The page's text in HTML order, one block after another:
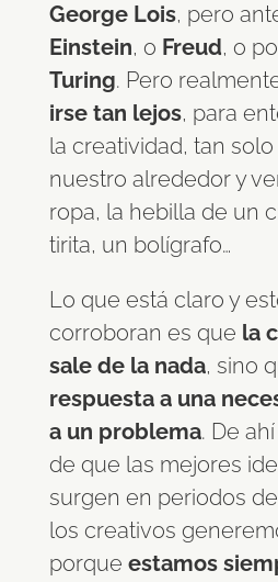
George Lois, pero
Einstein, o Freud, o
Turing. Pero
irse tan lejos, para
la creatividad, tan
nuestro alrededor y
ropa, la hebilla de un
tirita, un bolígrafo…
Lo que está claro y
corroboran es que la
sale de la nada, sino
respuesta a una
a un problema. De
de que las mejores
surgen en periodos
los creativos
porque estamos